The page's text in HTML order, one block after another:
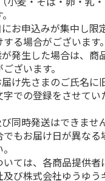
お申込みが集中し限
る場合がございます。
発生した場合は、商
ざいます。
け先さまのご氏名に
での登録をさせて
同時発送はできませ
もお届け日が異な
ては、各商品提供者
び株式会社ゆうゆう